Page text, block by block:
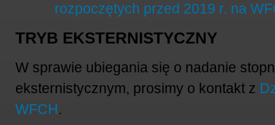
rozpoczętych przed 2019 r. na
TRYB EKSTERNISTYCZNY
W sprawie ubiegania się o nadanie
eksternistycznym, prosimy o kontakt z
WFCH.